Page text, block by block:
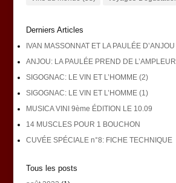
Derniers Articles
IVAN MASSONNAT ET LA PAULÉE D’ANJOU
ANJOU: LA PAULÉE PREND DE L’AMPLEUR
SIGOGNAC: LE VIN ET L’HOMME (2)
SIGOGNAC: LE VIN ET L’HOMME (1)
MUSICA VINI 9ème ÉDITION LE 10.09
14 MUSCLES POUR 1 BOUCHON
CUVÉE SPÉCIALE n°8: FICHE TECHNIQUE
Tous les posts